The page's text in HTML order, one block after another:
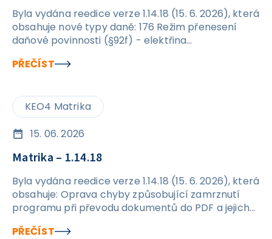
Byla vydána reedice verze 1.14.18 (15. 6. 2026), která
obsahuje nové typy daně: 176 Režim přenesení
daňové povinnosti (§92f) - elektřina
(§92f) - elektřina
PŘEČÍST
KEO4 Matrika
15. 06. 2026
Matrika – 1.14.18
Byla vydána reedice verze 1.14.18 (15. 6. 2026), která
obsahuje: Oprava chyby způsobující zamrznutí
programu při převodu dokumentů do PDF a jejich
PŘEČÍST